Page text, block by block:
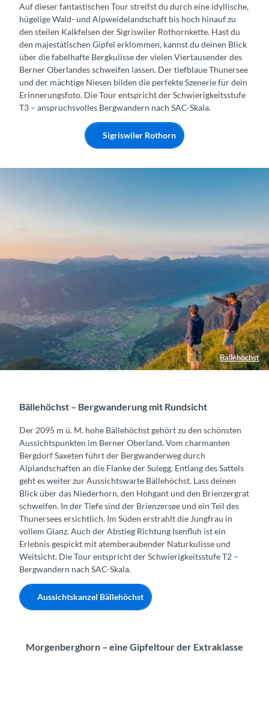
Auf dieser fantastischen Tour streifst du durch eine idyllische,
hügelige Wald- und Alpweidelandschaft bis hoch hinauf zu
den steilen Kalkfelsen der Sigriswiler Rothornkette. Hast du
den majestätischen Gipfel erklommen, kannst du deinen Blick
über die fabelhafte Bergkulisse der vielen Viertausender des
Berner Oberlandes schweifen lassen. Der tiefblaue Thunersee
und der mächtige Niesen bilden die perfekte Szenerie für dein
Erinnerungsfoto. Die Tour entspricht der Schwierigkeitsstufe
T3 – anspruchsvolles Bergwandern nach SAC-Skala.
Sigriswiler Rothorn
Bällehöchst
Bällehöchst – Bergwanderung mit Rundsicht
Der 2095 m ü. M. hohe Bällehöchst gehört zu den schönsten
Aussichtspunkten im Berner Oberland. Vom charmanten
Bergdorf Saxeten führt der Bergwanderweg durch
Alplandschaften an die Flanke der Sulegg. Entlang des Sattels
geht es weiter zur Aussichtswarte Bällehöchst. Lass deinen
Blick über das Niederhorn, den Hohgant und den Brienzergrat
schweifen. In der Tiefe sind der Brienzersee und ein Teil des
Thunersees ersichtlich. Im Süden erstrahlt die Jungfrau in
vollem Glanz. Auch der Abstieg Richtung Isenfluh ist ein
Erlebnis gespickt mit atemberaubender Naturkulisse und
Weitsicht. Die Tour entspricht der Schwierigkeitsstufe T2 –
Bergwandern nach SAC-Skala.
Aussichtskanzel Bällehöchst
Morgenberghorn – eine Gipfeltour der Extraklasse